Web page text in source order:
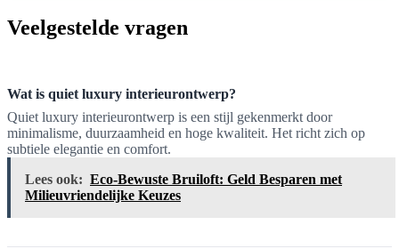
Veelgestelde vragen
Wat is quiet luxury interieurontwerp?
Quiet luxury interieurontwerp is een stijl gekenmerkt door
minimalisme, duurzaamheid en hoge kwaliteit. Het richt zich op
subtiele elegantie en comfort.
Lees ook: Eco-Bewuste Bruiloft: Geld Besparen met
Milieuvriendelijke Keuzes